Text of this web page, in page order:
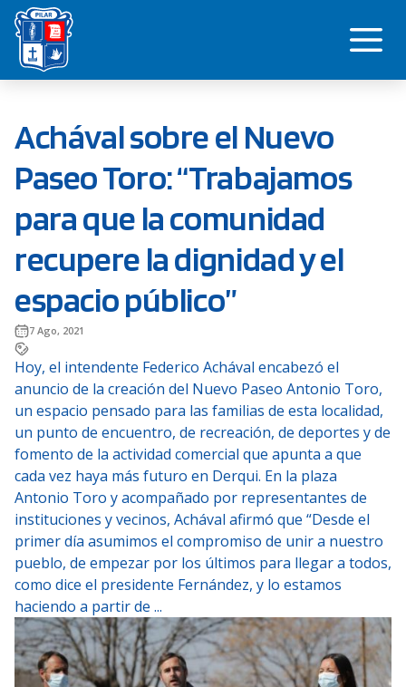
Saltar
contenido
Achával sobre el Nuevo
Paseo Toro: “Trabajamos
para que la comunidad
recupere la dignidad y el
espacio público”
7 Ago, 2021
Hoy, el intendente Federico Achával encabezó el
anuncio de la creación del Nuevo Paseo Antonio Toro,
un espacio pensado para las familias de esta localidad,
un punto de encuentro, de recreación, de deportes y de
fomento de la actividad comercial que apunta a que
cada vez haya más futuro en Derqui. En la plaza
Antonio Toro y acompañado por representantes de
instituciones y vecinos, Achával afirmó que “Desde el
primer día asumimos el compromiso de unir a nuestro
pueblo, de empezar por los últimos para llegar a todos,
como dice el presidente Fernández, y lo estamos
haciendo a partir de ...